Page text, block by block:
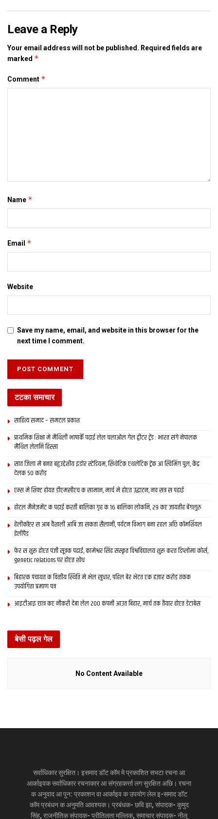
Leave a Reply
Your email address will not be published. Required fields are
marked *
Comment *
Name *
Email *
Website
Save my name, email, and website in this browser for the
next time I comment.
टटका समाचार
साहित्य समाद – समटल प्रकाश
प्राथमिक शि‍क्षा मे मैथि‍ली भाषाकेँ पढ़ाई लेल चलाओल गेल ट्वीटर ट्रेंड : भारत संगे नेपालक
मैथिल लेलनि हिस्सा
सात जिला मे बनत बहुउद्देशीय इंडोर स्‍टेडि‍यम, सिंथेटिक एथलेटिक ट्रेक आ स्विमिंग पुल, केंद्र
देलक 50 करोड़
एम्स मे शिफ्ट होयत डीएमसीएच क सामान, मार्च मे होएत उद्घाटन, नव सत्र स पढाई
होटल मैनेजमेंट क पढ़ाई करती बालिका गृह क 16 बालिका लोकनि, 29 कए जायतीह बेंगलुरु
हेलीकॉप्टर स आब वैशाली आबि जा सकता सैलानी, पर्यटन विभाग बना रहल अछि कॉमर्शियल
हेलीपैड
फेर स शुरू होएत पंजी सूत्रक पढाई, कामेश्वर सिंह संस्कृत विश्वविद्यालय शुरू करत डिप्लोमा कोर्स,
genetic relations पर होएत शोध
बिहारक पंचायत क वित्‍तीय स्थिति मे भेल सुधार, पहिल बेर भेटत एक हजार करोड़ तकक
उपयोगिता प्रमाण पत्र
आइटीआइ छात्र कए नौकरी देबा लेल 200 कंपनी आउत बिहार, मार्च तक तैयार होएत डेटाबेस
बेसी पढ़ल गेल
No Content Available
सर्वाधिकार सुरक्षित। इसमाद डॉट कॉम मे प्रकाशित सभटा रचना आ
आर्काइवक सर्वाधिकार रचनाकार आ संग्रहकर्त्ता लग सुरक्षित अछि। रचना
क अनुवाद आ पुन: प्रकाशन वा आर्काइव क उपयोग लेल इ-समाद डॉट
कॉम प्रबंधन क अनुमति आवश्यक। प्रबंधक- छवि झा, संपादक- कुमुद
सिंह, राजनीतिक संपादक- प्रीतिलता मल्लिक, समाचार संपादक- नीलू